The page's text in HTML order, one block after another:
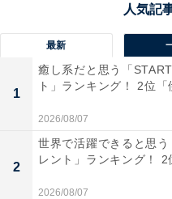
メージなので」（30代女
最新
1
癒し系だと思う「
ト」ランキング！ 2位「
2026/08/07
2
世界で活躍できると思
レント」ランキング！ 2
2026/08/07